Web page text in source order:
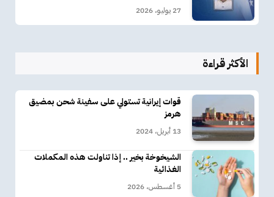
27 يوليو، 2026
الأكثر قراءة
قوات إيرانية تستولي على سفينة شحن بمضيق
هرمز
13 أبريل، 2024
الشيخوخة بخير .. إذا تناولت هذه المكملات
الغذائية
5 أغسطس، 2026